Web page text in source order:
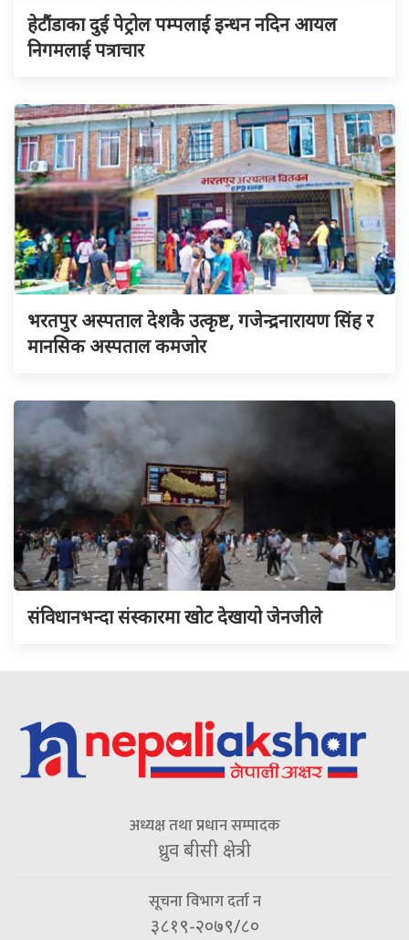
हेटौंडाका दुई पेट्रोल पम्पलाई इन्धन नदिन आयल
निगमलाई पत्राचार
भरतपुर अस्पताल देशकै उत्कृष्ट, गजेन्द्रनारायण सिंह र
मानसिक अस्पताल कमजोर
संविधानभन्दा संस्कारमा खोट देखायो जेनजीले
अध्यक्ष तथा प्रधान सम्पादक
ध्रुव बीसी क्षेत्री
सूचना विभाग दर्ता न
३८१९-२०७९/८०